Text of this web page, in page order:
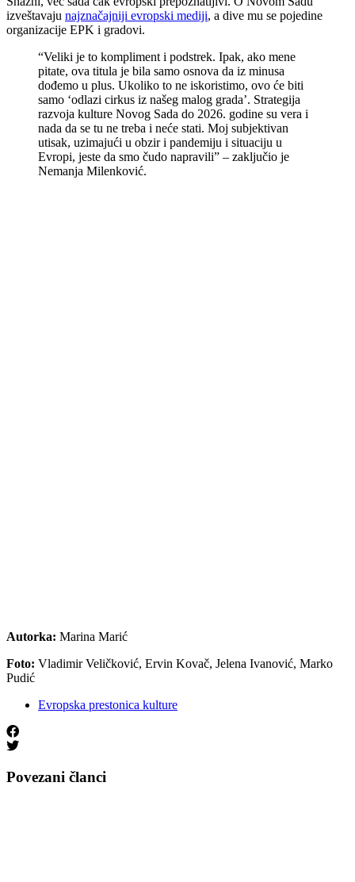
izveštavaju najznačajniji evropski mediji, a dive mu se pojedine
organizacije EPK i gradovi.
“Veliki je to kompliment i podstrek. Ipak, ako mene
pitate, ova titula je bila samo osnova da iz minusa
dođemo u plus. Ukoliko to ne iskoristimo, ovo će biti
samo ‘odlazi cirkus iz našeg malog grada’. Strategija
razvoja kulture Novog Sada do 2026. godine su vera i
nada da se tu ne treba i neće stati. Moj subjektivan
utisak, uzimajući u obzir i pandemiju i situaciju u
Evropi, jeste da smo čudo napravili” – zaključio je
Nemanja Milenković.
Autorka: Marina Marić
Foto: Vladimir Veličković, Ervin Kovač, Jelena Ivanović, Marko
Pudić
Evropska prestonica kulture
Povezani članci